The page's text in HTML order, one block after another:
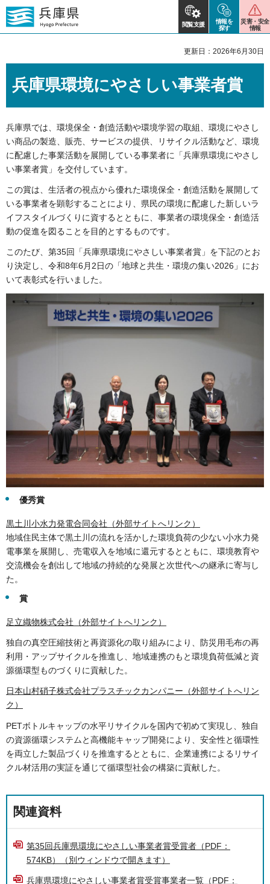
閲覧支援
情報を
探す
災害・安全
情報
更新日：2026年6月30日
兵庫県環境にやさしい事業者賞
兵庫県では、環境保全・創造活動や環境学習の取組、環境にやさし
い商品の製造、販売、サービスの提供、リサイクル活動など、環境
に配慮した事業活動を展開している事業者に「兵庫県環境にやさし
い事業者賞」を交付しています。
この賞は、生活者の視点から優れた環境保全・創造活動を展開して
いる事業者を顕彰することにより、県民の環境に配慮した新しいラ
イフスタイルづくりに資するとともに、事業者の環境保全・創造活
動の促進を図ることを目的とするものです。
このたび、第35回「兵庫県環境にやさしい事業者賞」を下記のとお
り決定し、令和8年6月2日の「地球と共生・環境の集い2026」にお
いて表彰式を行いました。
優秀賞
黒土川小水力発電合同会社（外部サイトへリンク）
地域住民主体で黒土川の流れを活かした環境負荷の少ない小水力発
電事業を展開し、売電収入を地域に還元するとともに、環境教育や
交流機会を創出して地域の持続的な発展と次世代への継承に寄与し
た。
賞
足立織物株式会社（外部サイトへリンク）
独自の真空圧縮技術と再資源化の取り組みにより、防災用毛布の再
利用・アップサイクルを推進し、地域連携のもと環境負荷低減と資
源循環型ものづくりに貢献した。
日本山村硝子株式会社プラスチックカンパニー（外部サイトへリン
ク）
PETボトルキャップの水平リサイクルを国内で初めて実現し、独自
の資源循環システムと高機能キャップ開発により、安全性と循環性
を両立した製品づくりを推進するとともに、企業連携によるリサイ
クル材活用の実証を通じて循環型社会の構築に貢献した。
関連資料
第35回兵庫県環境にやさしい事業者賞受賞者（PDF：
574KB）（別ウィンドウで開きます）
兵庫県環境にやさしい事業者賞受賞事業者一覧（PDF：